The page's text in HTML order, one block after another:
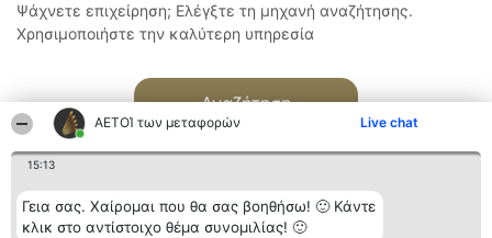
ΑΕΤΟΊ των μεταφορών Live chat
15:13
Γεια σας. Χαίρομαι που θα σας βοηθήσω! 🙂 Κάντε
κλικ στο αντίστοιχο θέμα συνομιλίας! 🙂
Ψάχνετε επιχείρηση; Ελέγξτε τη μηχανή αναζήτησης.
Χρησιμοποιήστε την καλύτερη υπηρεσία
Αναζήτηση